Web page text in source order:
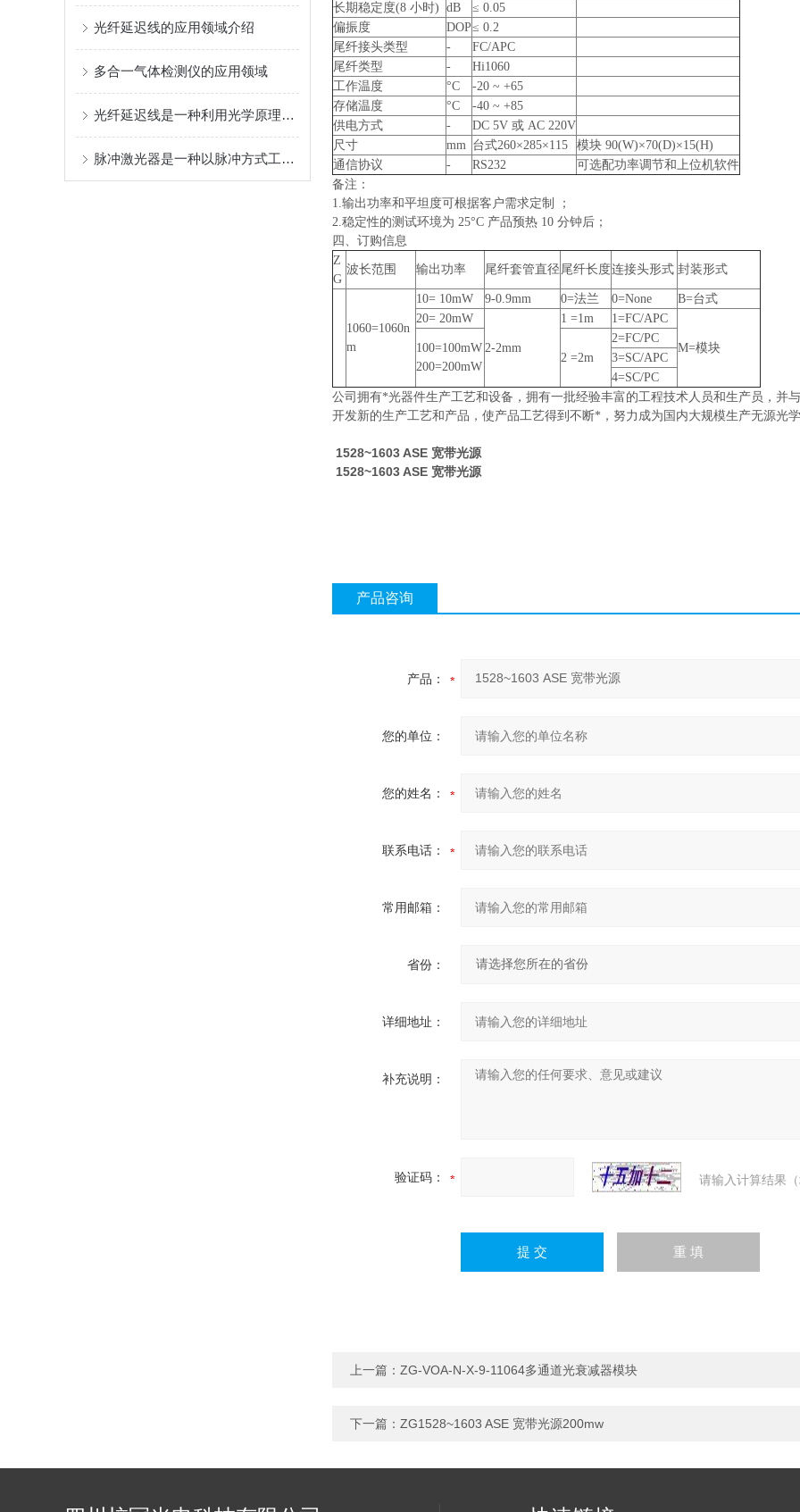
光纤延迟线的应用领域介绍
多合一气体检测仪的应用领域
光纤延迟线是一种利用光学原理实现信号传输的设备
脉冲激光器是一种以脉冲方式工作的激光装置
长期稳定度(8 小时) dB
≤ 0.05
偏振度
DOP≤ 0.2
尾纤接头类型
-
FC/APC
尾纤类型
-
Hi1060
工作温度
°C
-20 ~ +65
存储温度
°C
-40 ~ +85
供电方式
-
DC 5V 或 AC 220V
尺寸
mm 台式260×285×115
模块 90(W)×70(D)×15(H)
通信协议
- RS232
可选配功率调节和上位机软件
备注：
1.输出功率和平坦度可根据客户需求定制 ；
2.稳定性的测试环境为 25°C 产品预热 10 分钟后；
四、订购信息
Z
G
波长范围 输出功率 尾纤套管直径尾纤长度连接头形式 封装形式
1060=1060n
m
10= 10mW 9-0.9mm 0=法兰 0=None
B=台式
20= 20mW
2-2mm
1 =1m 1=FC/APC
M=模块
100=100mW
200=200mW
2 =2m
2=FC/PC
3=SC/APC
4=SC/PC
公司拥有*光器件生产工艺和设备，拥有一批经验丰富的工程技术人员和生产员，并
开发新的生产工艺和产品，使产品工艺得到不断*，努力成为国内大规模生产无源光
1528~1603 ASE 宽带光源
1528~1603 ASE 宽带光源
产品咨询
产品：
您的单位：
您的姓名：
联系电话：
常用邮箱：
省份：
详细地址：
补充说明：
验证码： 请输入计算结果
上一篇： ZG-VOA-N-X-9-11064多通道光衰减器模块
下一篇： ZG1528~1603 ASE 宽带光源200mw